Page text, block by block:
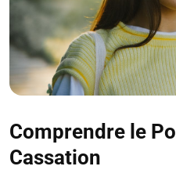
Comprendre le
Cassation